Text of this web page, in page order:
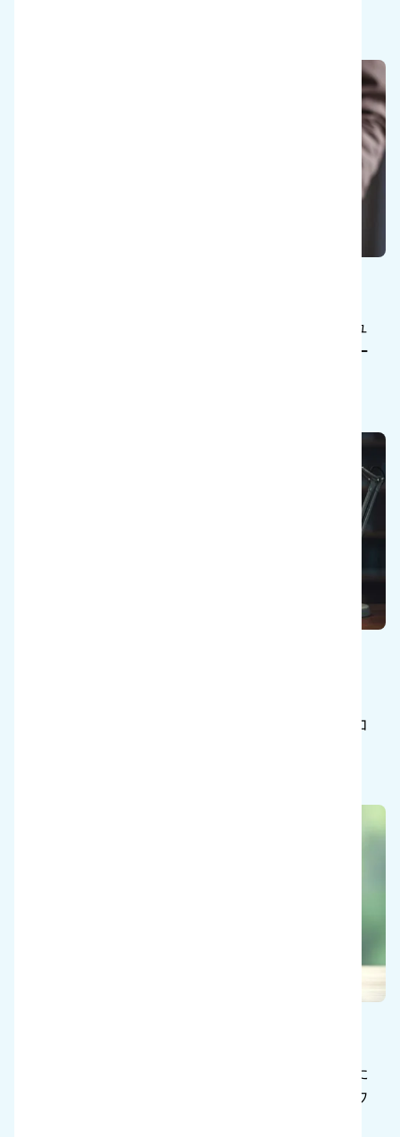
i-teamが発行する、クリーニングに関するニュ
ース、見識、イノベーションを紹介するフリー
i-team製品の使用と販売を成功させるためのコ
よりクリーンで環境に優しい未来を創造するた
めの取り組みを紹介するサステナビリティ・ウ